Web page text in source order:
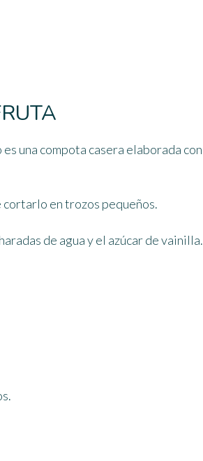
una compota casera elaborada con
en trozos pequeños.
de agua y el azúcar de vainilla.
.